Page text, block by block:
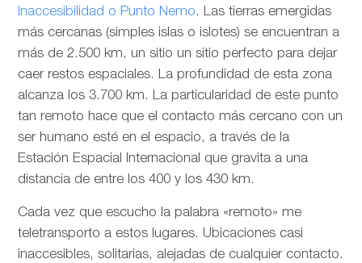
Inaccesibilidad o Punto Nemo. Las tierras emergidas
más cercanas (simples islas o islotes) se encuentran a
más de 2.500 km, un sitio un sitio perfecto para dejar
caer restos espaciales. La profundidad de esta zona
alcanza los 3.700 km. La particularidad de este punto
tan remoto hace que el contacto más cercano con un
ser humano esté en el espacio, a través de la
Estación Espacial Internacional que gravita a una
distancia de entre los 400 y los 430 km.
Cada vez que escucho la palabra «remoto» me
teletransporto a estos lugares. Ubicaciones casi
inaccesibles, solitarias, alejadas de cualquier contacto.